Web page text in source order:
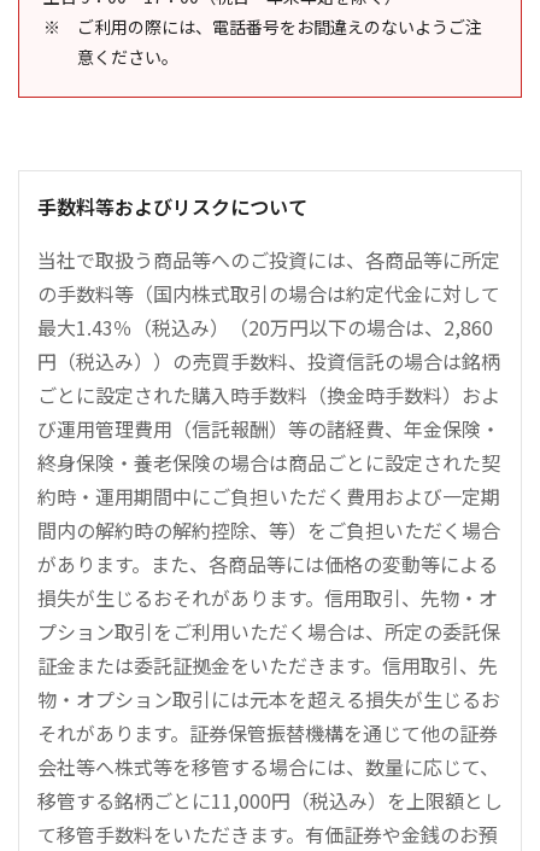
ご利用の際には、電話番号をお間違えのないようご注
意ください。
手数料等およびリスクについて
当社で取扱う商品等へのご投資には、各商品等に所定
の手数料等（国内株式取引の場合は約定代金に対して
最大1.43％（税込み）（20万円以下の場合は、2,860
円（税込み））の売買手数料、投資信託の場合は銘柄
ごとに設定された購入時手数料（換金時手数料）およ
び運用管理費用（信託報酬）等の諸経費、年金保険・
終身保険・養老保険の場合は商品ごとに設定された契
約時・運用期間中にご負担いただく費用および一定期
間内の解約時の解約控除、等）をご負担いただく場合
があります。また、各商品等には価格の変動等による
損失が生じるおそれがあります。信用取引、先物・オ
プション取引をご利用いただく場合は、所定の委託保
証金または委託証拠金をいただきます。信用取引、先
物・オプション取引には元本を超える損失が生じるお
それがあります。証券保管振替機構を通じて他の証券
会社等へ株式等を移管する場合には、数量に応じて、
移管する銘柄ごとに11,000円（税込み）を上限額とし
て移管手数料をいただきます。有価証券や金銭のお預